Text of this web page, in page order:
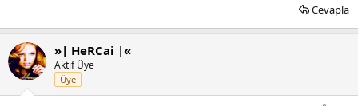
Cevapla
»| HeRCai |«
Aktif Üye
Üye